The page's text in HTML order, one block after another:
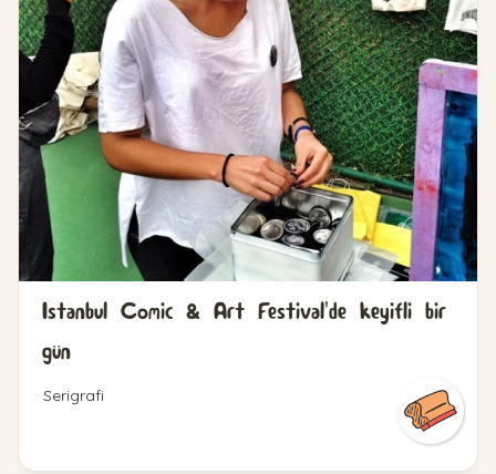
Istanbul Comic & Art Festival'de keyifli bir
gün
Serigrafi